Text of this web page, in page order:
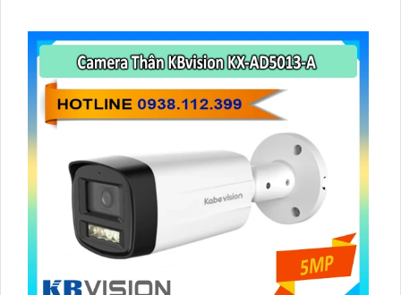
bị tính năng phát hiện người chính xác